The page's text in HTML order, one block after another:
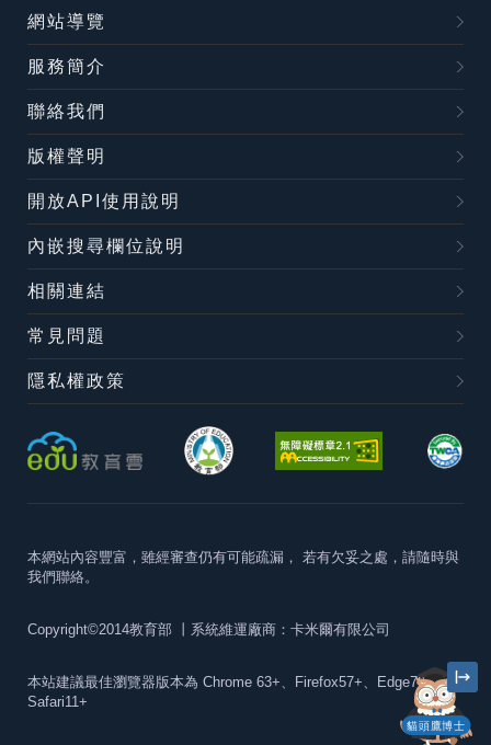
貓頭鷹博士
網站導覽
服務簡介
聯絡我們
版權聲明
開放API使用說明
內嵌搜尋欄位說明
相關連結
常見問題
隱私權政策
本網站內容豐富，雖經審查仍有可能疏漏， 若有欠妥之處，請隨時與
我們聯絡。
Copyright©2014教育部 丨系統維運廠商：卡米爾有限公司
本站建議最佳瀏覽器版本為 Chrome 63+、Firefox57+、Edge79+及
Safari11+